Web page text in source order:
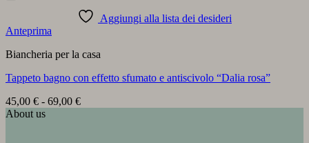
Aggiungi alla lista dei desideri
Anteprima
Biancheria per la casa
Tappeto bagno con effetto sfumato e antiscivolo “Dalia rosa”
45,00 € - 69,00 €Fascia
About us